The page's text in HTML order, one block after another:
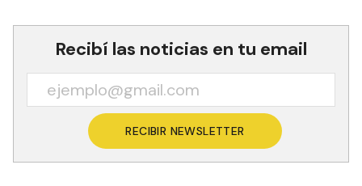
Recibí las noticias en tu email
RECIBIR NEWSLETTER